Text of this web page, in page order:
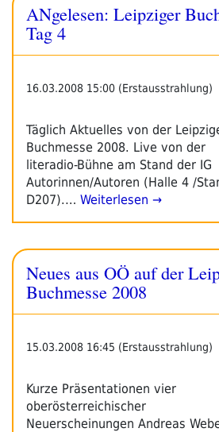
ANgelesen: Leipziger
Tag 4
16.03.2008 15:00 (Erstausstrahlung)
Täglich Aktuelles von der
Buchmesse 2008. Live von der
literadio-Bühne am Stand der IG
Autorinnen/Autoren (Halle 4 /
D207).… Weiterlesen →
Neues aus OÖ auf der
Buchmesse 2008
15.03.2008 16:45 (Erstausstrahlung)
Kurze Präsentationen vier
oberösterreichischer
Neuerscheinungen Andreas